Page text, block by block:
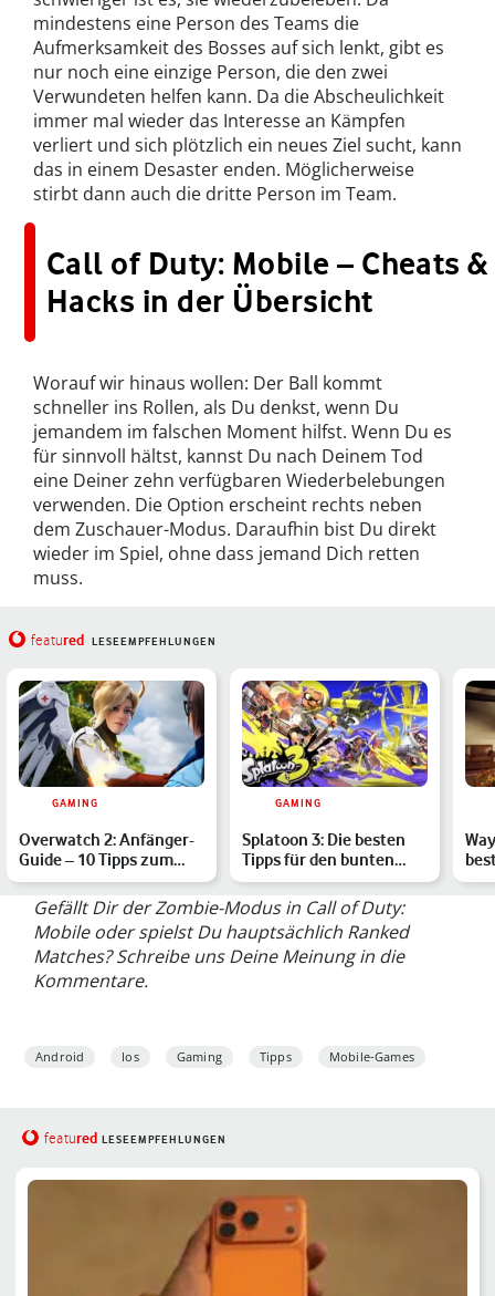
mindestens eine Person des Teams die
Aufmerksamkeit des Bosses auf sich lenkt, gibt es
nur noch eine einzige Person, die den zwei
Verwundeten helfen kann. Da die Abscheulichkeit
immer mal wieder das Interesse an Kämpfen
verliert und sich plötzlich ein neues Ziel sucht, kann
das in einem Desaster enden. Möglicherweise
stirbt dann auch die dritte Person im Team.
Call of Duty: Mobile – Cheats &
Hacks in der Übersicht
Worauf wir hinaus wollen: Der Ball kommt
schneller ins Rollen, als Du denkst, wenn Du
jemandem im falschen Moment hilfst. Wenn Du es
für sinnvoll hältst, kannst Du nach Deinem Tod
eine Deiner zehn verfügbaren Wiederbelebungen
verwenden. Die Option erscheint rechts neben
dem Zuschauer-Modus. Daraufhin bist Du direkt
wieder im Spiel, ohne dass jemand Dich retten
muss.
featured LESEEMPFEHLUNGEN
GAMING
Overwatch 2: Anfänger-
Guide – 10 Tipps zum
Start
GAMING
Splatoon 3: Die besten
Tipps für den bunten
Shooter
Gefällt Dir der Zombie-Modus in Call of Duty:
Mobile oder spielst Du hauptsächlich Ranked
Matches? Schreibe uns Deine Meinung in die
Kommentare.
Android Ios Gaming Tipps Mobile-Games
featured LESEEMPFEHLUNGEN